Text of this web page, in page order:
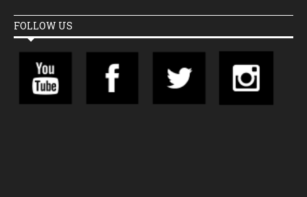
FOLLOW US